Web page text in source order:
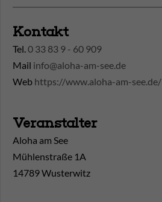
Kontakt
Tel.0 33 83 9 - 60 909
Mail info@aloha-am-see.de
Web https://www.aloha-am-see.de/
Veranstalter
Aloha am See
Mühlenstraße 1A
14789 Wusterwitz